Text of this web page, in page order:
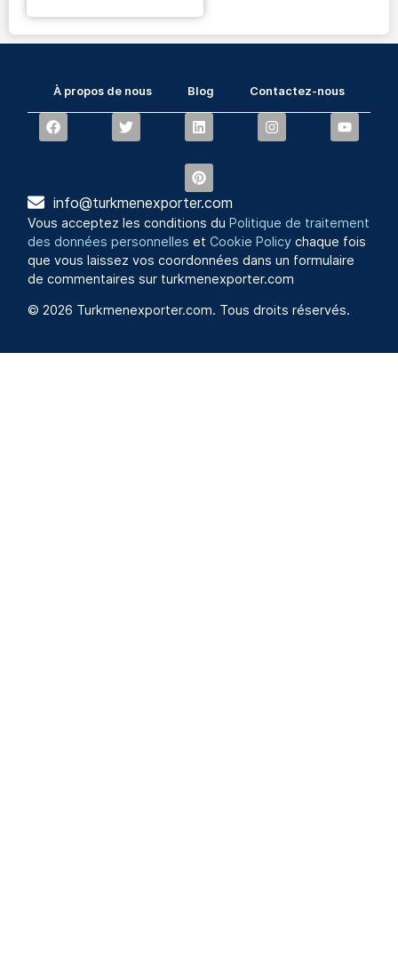
À propos de nous Blog Contactez-nous
info@turkmenexporter.com
Vous acceptez les conditions duPolitique de traitement
des données personnelles etCookie Policy chaque fois
que vous laissez vos coordonnées dans un formulaire
de commentaires sur turkmenexporter.com
© 2026 Turkmenexporter.com. Tous droits réservés.